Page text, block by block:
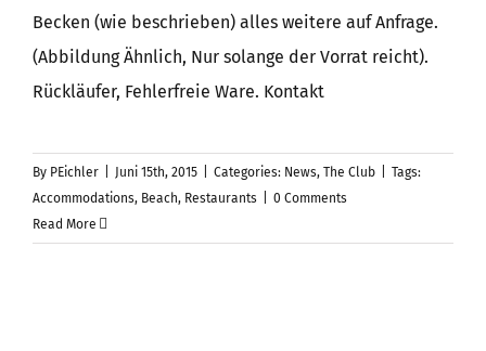
Becken (wie beschrieben) alles weitere auf Anfrage.
(Abbildung Ähnlich, Nur solange der Vorrat reicht).
Rückläufer, Fehlerfreie Ware. Kontakt
By PEichler Juni 15th, 2015 Categories: News, The Club
Tags:
Accommodations, Beach, Restaurants
0 Comments
Read More